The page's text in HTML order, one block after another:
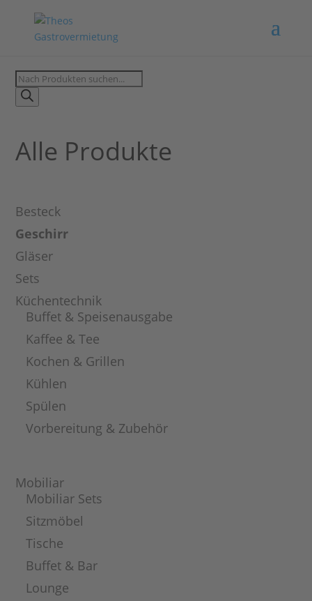
Products
search
Alle Produkte
Besteck
Geschirr
Gläser
Sets
Küchentechnik
Buffet & Speisenausgabe
Kaffee & Tee
Kochen & Grillen
Kühlen
Spülen
Vorbereitung & Zubehör
Mobiliar
Mobiliar Sets
Sitzmöbel
Tische
Buffet & Bar
Lounge